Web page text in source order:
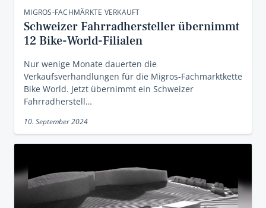
MIGROS-FACHMÄRKTE VERKAUFT
Schweizer Fahrradhersteller übernimmt
12 Bike-World-Filialen
Nur wenige Monate dauerten die
Verkaufsverhandlungen für die Migros-Fachmarktkette
Bike World. Jetzt übernimmt ein Schweizer
Fahrradherstell…
10. September 2024